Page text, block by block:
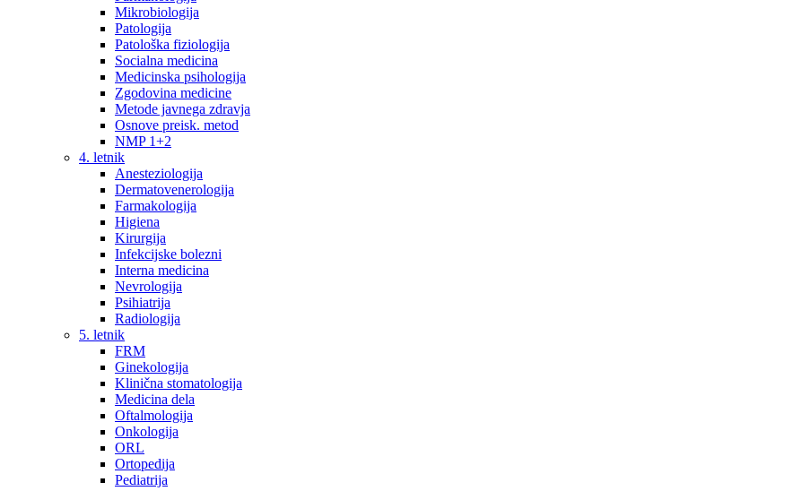
Mikrobiologija
Patologija
Patološka fiziologija
Socialna medicina
Medicinska psihologija
Zgodovina medicine
Metode javnega zdravja
Osnove preisk. metod
NMP 1+2
4. letnik
Anesteziologija
Dermatovenerologija
Farmakologija
Higiena
Kirurgija
Infekcijske bolezni
Interna medicina
Nevrologija
Psihiatrija
Radiologija
5. letnik
FRM
Ginekologija
Klinična stomatologija
Medicina dela
Oftalmologija
Onkologija
ORL
Ortopedija
Pediatrija